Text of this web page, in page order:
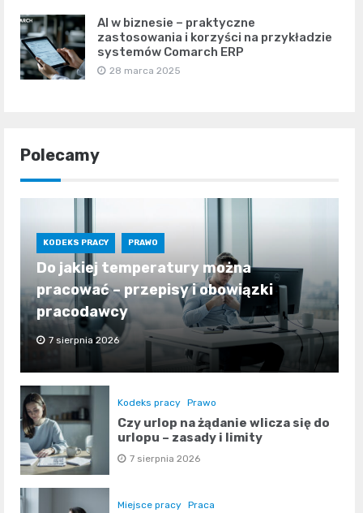
AI w biznesie – praktyczne
zastosowania i korzyści na przykładzie
systemów Comarch ERP
28 marca 2025
Polecamy
KODEKS PRACY PRAWO
Do jakiej temperatury można
pracować – przepisy i obowiązki
pracodawcy
7 sierpnia 2026
Kodeks pracy Prawo
Czy urlop na żądanie wlicza się do
urlopu – zasady i limity
7 sierpnia 2026
Miejsce pracy Praca